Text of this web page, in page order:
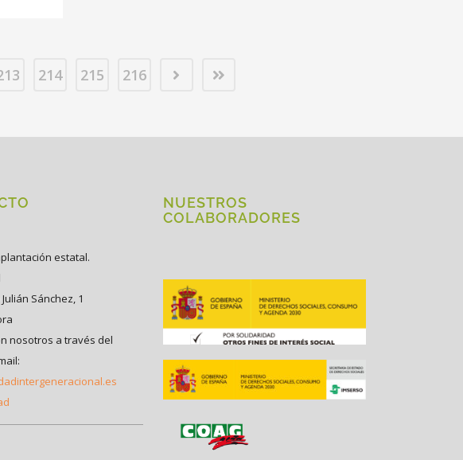
214 215 216
estatal.
Sánchez, 1
nosotros a través del
NUESTROS
COLABORADORES